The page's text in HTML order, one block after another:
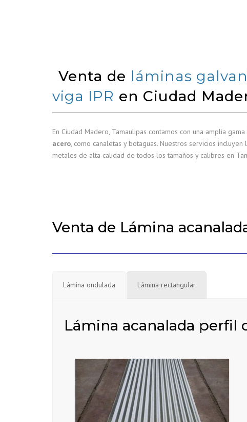
Venta de láminas
viga IPR en Ciudad
En Ciudad Madero, Tamaulipas contamos con una amplia
acero , como canaletas y botaguas. Nuestros servicios
metales de alta calidad de todos los tamaños y calibres en
Venta de Lámina
Lámina ondulada Lámina rectangular
Lámina acanalada perfil